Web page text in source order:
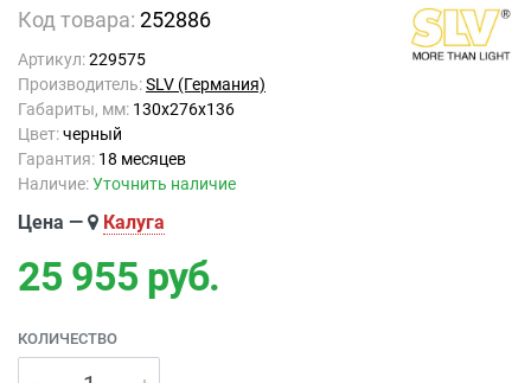
Код товара: 252886
Артикул:229575
Производитель:SLV (Германия)
Габариты, мм: 130x276x136
Цвет:черный
Гарантия: 18 месяцев
Наличие:Уточнить наличие
Цена — Калуга
25 955 руб.
КОЛИЧЕСТВО